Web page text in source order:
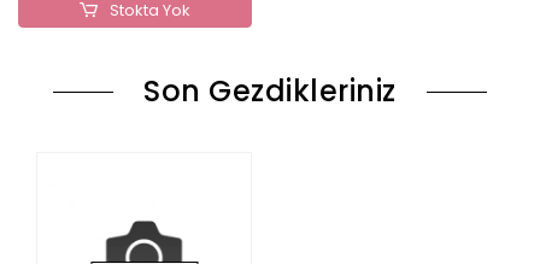
Stokta Yok
Son Gezdikleriniz